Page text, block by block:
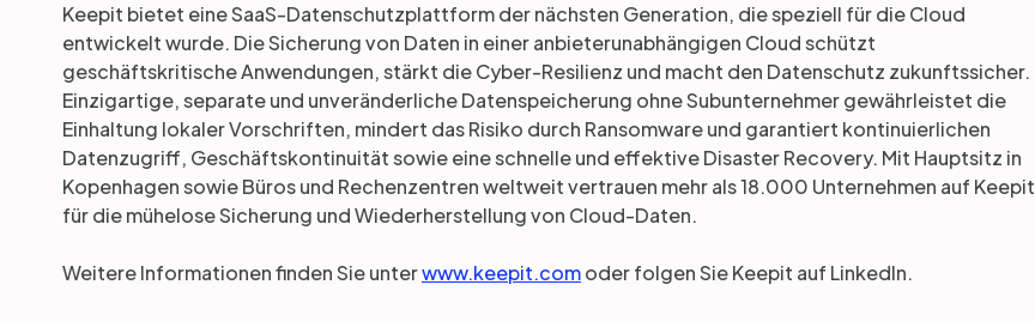
Keepit bietet eine SaaS-Datenschutzplattform der nächsten Generation, die speziell für die Cloud
entwickelt wurde. Die Sicherung von Daten in einer anbieterunabhängigen Cloud schützt
geschäftskritische Anwendungen, stärkt die Cyber-Resilienz und macht den Datenschutz zukunftssicher.
Einzigartige, separate und unveränderliche Datenspeicherung ohne Subunternehmer gewährleistet die
Einhaltung lokaler Vorschriften, mindert das Risiko durch Ransomware und garantiert kontinuierlichen
Datenzugriff, Geschäftskontinuität sowie eine schnelle und effektive Disaster Recovery. Mit Hauptsitz in
Kopenhagen sowie Büros und Rechenzentren weltweit vertrauen mehr als 18.000 Unternehmen auf Keepit
für die mühelose Sicherung und Wiederherstellung von Cloud-Daten.
Weitere Informationen finden Sie unterwww.keepit.comoder folgen Sie Keepit auf LinkedIn.